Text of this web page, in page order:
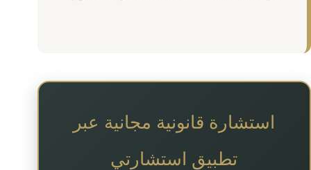
استشارة قانونية مجانية عبر
تطبيق استشارتي